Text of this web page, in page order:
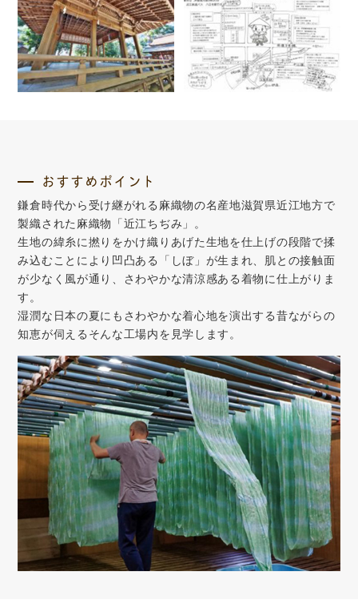
おすすめポイント
鎌倉時代から受け継がれる麻織物の名産地滋賀県近江地方で
製織された麻織物「近江ちぢみ」。
生地の緯糸に撚りをかけ織りあげた生地を仕上げの段階で揉
み込むことにより凹凸ある「しぼ」が生まれ、肌との接触面
が少なく風が通り、さわやかな清涼感ある着物に仕上がりま
す。
湿潤な日本の夏にもさわやかな着心地を演出する昔ながらの
知恵が伺えるそんな工場内を見学します。